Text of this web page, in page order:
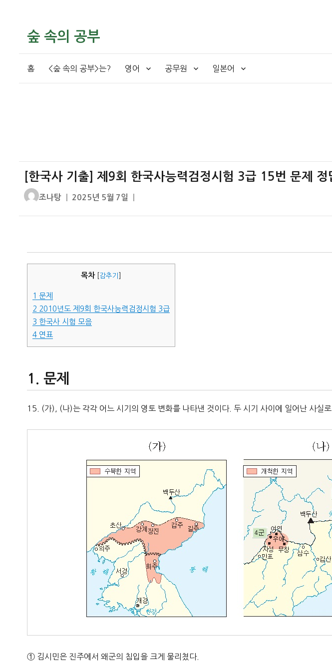
숲 속의 공부
홈 <숲 속의 공부>는? 영어 공무원 일본어
[한국사 기출] 제9회 한국사능력검정시험 3급 15번 문제 정
글
조나탕
작
2025년 5월 7일
목차 감추기
1 문제
2 2010년도 제9회 한국사능력검정시험 3급
3 한국사 시험 모음
4 연표
문제
15. (가), (나)는 각각 어느 시기의 영토 변화를 나타낸 것이다. 두 시기 사이에 일어난 사실
① 김시민은 진주에서 왜군의 침입을 크게 물리쳤다.